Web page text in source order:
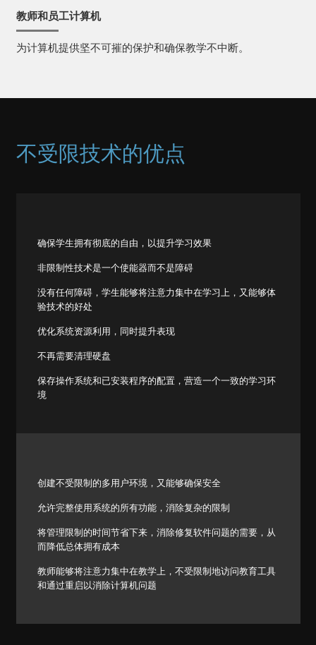
教师和员工计算机
为计算机提供坚不可摧的保护和确保教学不中断。
不受限技术的优点
确保学生拥有彻底的自由，以提升学习效果
非限制性技术是一个使能器而不是障碍
没有任何障碍，学生能够将注意力集中在学习上，又能够体
验技术的好处
优化系统资源利用，同时提升表现
不再需要清理硬盘
保存操作系统和已安装程序的配置，营造一个一致的学习环
境
创建不受限制的多用户环境，又能够确保安全
允许完整使用系统的所有功能，消除复杂的限制
将管理限制的时间节省下来，消除修复软件问题的需要，从
而降低总体拥有成本
教师能够将注意力集中在教学上，不受限制地访问教育工具
和通过重启以消除计算机问题